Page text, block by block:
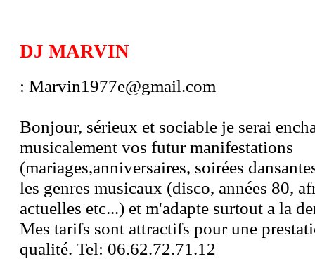
DJ MARVIN
: Marvin1977e@gmail.com
Bonjour, sérieux et sociable je serai
musicalement vos futur manifestations
(mariages,anniversaires, soirées
les genres musicaux (disco, années 80,
actuelles etc...) et m'adapte surtout a la
Mes tarifs sont attractifs pour une
qualité. Tel: 06.62.72.71.12